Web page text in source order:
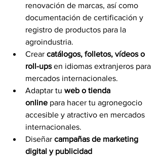
renovación de marcas, así como
documentación de certificación y
registro de productos para la
agroindustria.
Crear catálogos, folletos, vídeos o
roll-ups en idiomas extranjeros para
mercados internacionales.
Adaptar tu web o tienda
online para hacer tu agronegocio
accesible y atractivo en mercados
internacionales.
Diseñar campañas de marketing
digital y publicidad